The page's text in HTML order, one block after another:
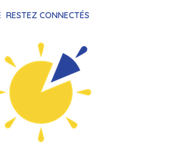
RESTEZ CONNECTÉS